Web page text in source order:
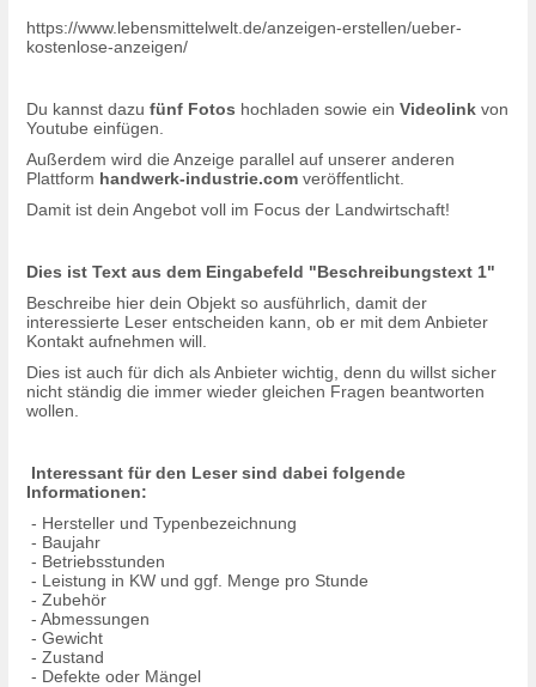
https://www.lebensmittelwelt.de/anzeigen-erstellen/ueber-
kostenlose-anzeigen/
Du kannst dazu fünf Fotos hochladen sowie ein Videolink von
Youtube einfügen.
Außerdem wird die Anzeige parallel auf unserer anderen
Plattform handwerk-industrie.com veröffentlicht.
Damit ist dein Angebot voll im Focus der Landwirtschaft!
Dies ist Text aus dem Eingabefeld "Beschreibungstext 1"
Beschreibe hier dein Objekt so ausführlich, damit der
interessierte Leser entscheiden kann, ob er mit dem Anbieter
Kontakt aufnehmen will.
Dies ist auch für dich als Anbieter wichtig, denn du willst sicher
nicht ständig die immer wieder gleichen Fragen beantworten
wollen.
Interessant für den Leser sind dabei folgende
Informationen:
- Hersteller und Typenbezeichnung
- Baujahr
- Betriebsstunden
- Leistung in KW und ggf. Menge pro Stunde
- Zubehör
- Abmessungen
- Gewicht
- Zustand
- Defekte oder Mängel